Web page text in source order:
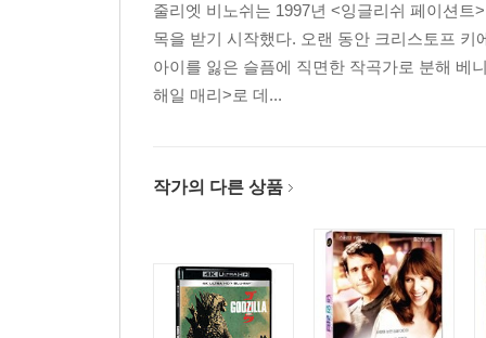
줄리엣 비노쉬는 1997년 <잉글리쉬 페이션
목을 받기 시작했다. 오랜 동안 크리스토프
아이를 잃은 슬픔에 직면한 작곡가로 분해 베
해일 매리>로 데...
작가의 다른 상품